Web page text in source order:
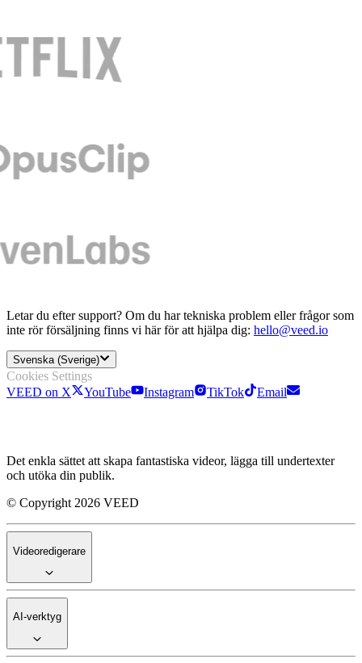
Letar du efter support? Om du har tekniska problem eller frågor som
inte rör försäljning finns vi här för att hjälpa dig: hello@veed.io
Svenska (Sverige)
Cookies Settings
VEED on X
YouTube Instagram TikTok Email
Det enkla sättet att skapa fantastiska videor, lägga till undertexter
och utöka din publik.
© Copyright 2026 VEED
Videoredigerare
AI-verktyg